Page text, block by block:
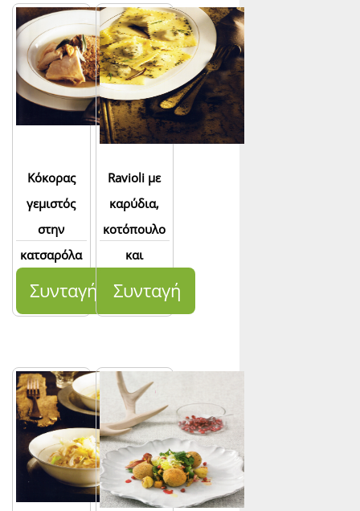
Κόκορας
γεμιστός
στην
κατσαρόλα
με ζωμό
Συνταγή
Ravioli με
καρύδια,
κοτόπουλο
και
χουρμάδες
Συνταγή